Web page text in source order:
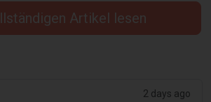
Artikel lesen
2 days ago